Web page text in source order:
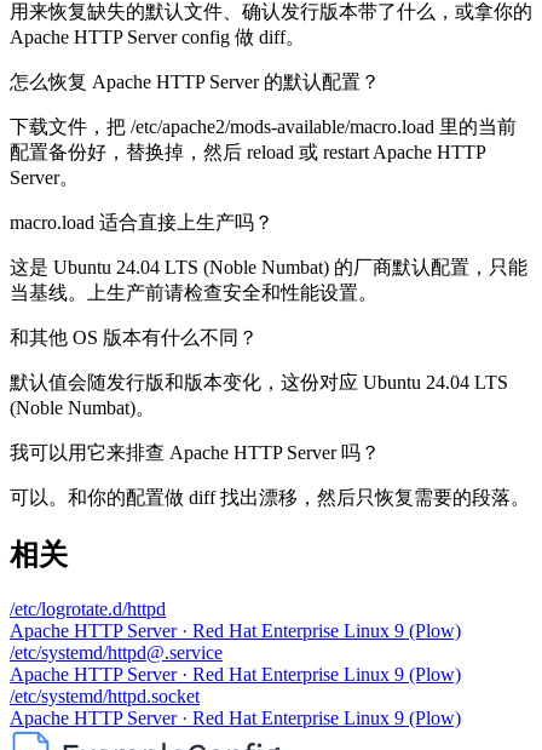
用来恢复缺失的默认文件、确认发行版本带了什么，或拿你的
Apache HTTP Server config 做 diff。
怎么恢复 Apache HTTP Server 的默认配置？
下载文件，把 /etc/apache2/mods-available/macro.load 里的当前
配置备份好，替换掉，然后 reload 或 restart Apache HTTP
Server。
macro.load 适合直接上生产吗？
这是 Ubuntu 24.04 LTS (Noble Numbat) 的厂商默认配置，只能
当基线。上生产前请检查安全和性能设置。
和其他 OS 版本有什么不同？
默认值会随发行版和版本变化，这份对应 Ubuntu 24.04 LTS
(Noble Numbat)。
我可以用它来排查 Apache HTTP Server 吗？
可以。和你的配置做 diff 找出漂移，然后只恢复需要的段落。
相关
/etc/logrotate.d/httpd
Apache HTTP Server · Red Hat Enterprise Linux 9 (Plow)
/etc/systemd/httpd@.service
Apache HTTP Server · Red Hat Enterprise Linux 9 (Plow)
/etc/systemd/httpd.socket
Apache HTTP Server · Red Hat Enterprise Linux 9 (Plow)